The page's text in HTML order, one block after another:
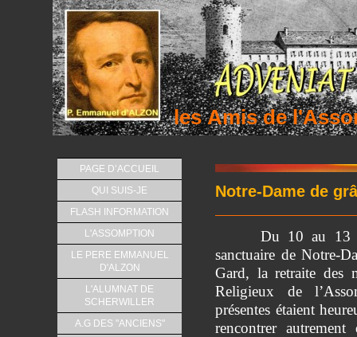
les Amis de
PAGE D’ACCUEIL
QUI SUIS-JE
FLASH INFORMATION
L'ASSOMPTION
LE PERE EMMANUEL
D'ALZON
L'ALUMNAT DE
SCHERWILLER
A.G DES "ANCIENS"
Notre-Dame de
Du 10 au 13
sanctuaire de Notre-
Gard, la retraite des
Religieux de
présentes étaient
rencontrer